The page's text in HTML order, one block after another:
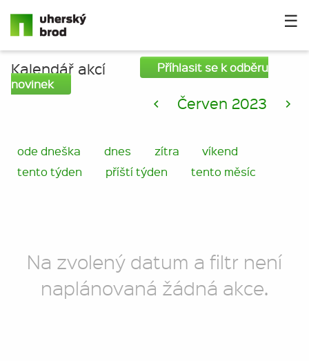
☰
Kalendář akcí
Příhlasit se k odběru
novinek
< Červen 2023 >
ode dneška dnes zítra
víkend
tento týden
příští týden tento měsíc
Na zvolený datum a filtr není
naplánovaná žádná akce.